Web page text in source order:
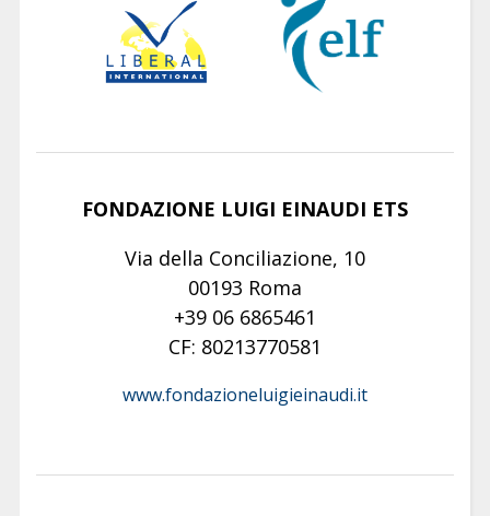
FONDAZIONE LUIGI EINAUDI ETS
Via della Conciliazione, 10
00193 Roma
+39 06 6865461
CF: 80213770581
www.fondazioneluigieinaudi.it